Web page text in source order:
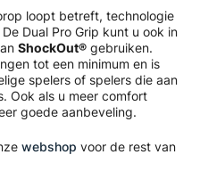
loopt betreft, technologie
Dual Pro Grip kunt u ook in
ShockOut® gebruiken.
tot een minimum en is
spelers of spelers die aan
Ook als u meer comfort
goede aanbeveling.
webshop voor de rest van